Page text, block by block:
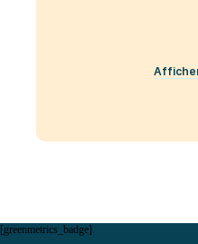
[greenmetrics_badge]